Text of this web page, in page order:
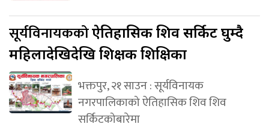
सूर्यविनायककोऐतिहासिक शिव सर्किट घुम्दै
महिलादेखिदेखि शिक्षक शिक्षिका
भक्तपुर, २१ साउन : सूर्यविनायक
नगरपालिकाको ऐतिहासिक शिव शिव
सर्किटकोबारेमा